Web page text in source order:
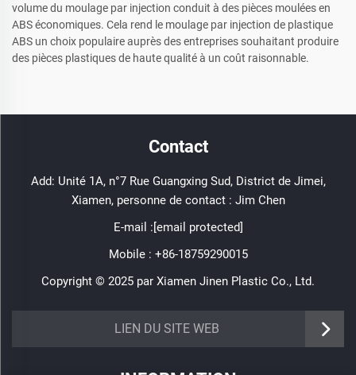
volume du moulage par injection conduit à des pièces moulées en
ABS économiques. Cela rend le moulage par injection de plastique
ABS un choix populaire auprès des entreprises souhaitant produire
des pièces plastiques de haute qualité à un coût raisonnable.
Contact
Add: Unité 1A, n°7 Rue Guangxing Sud, District de Jimei,
Xiamen, personne de contact : Jim Chen
E-mail :[email protected]
Mobile : +86-18759290015
Copyright © 2025 par Xiamen Jinen Plastic Co., Ltd.
LIEN DU SITE WEB
https://www.jinenplastic.com/service